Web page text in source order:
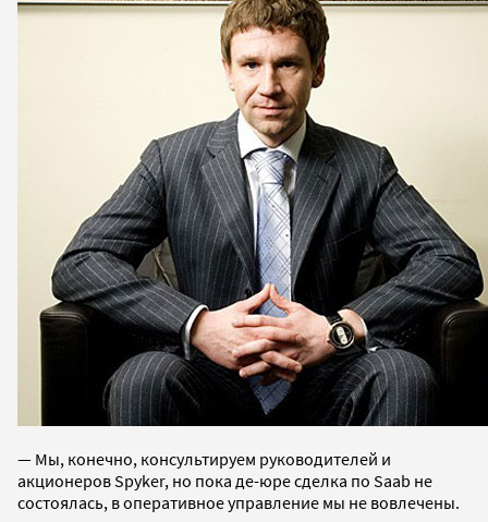
— Мы, конечно, консультируем руководителей и
акционеров Spyker, но пока де-юре сделка по Saab не
состоялась, в оперативное управление мы не вовлечены.